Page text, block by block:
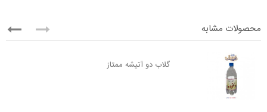
محصولات مشابه
گلاب دو آتیشه ممتاز